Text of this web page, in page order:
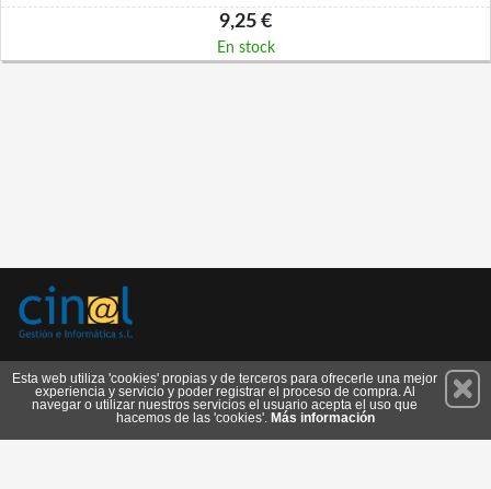
9,25 €
En stock
Suscríbete
Esta web utiliza 'cookies' propias y de terceros para ofrecerle una mejor
experiencia y servicio y poder registrar el proceso de compra. Al
navegar o utilizar nuestros servicios el usuario acepta el uso que
hacemos de las 'cookies'. Más información